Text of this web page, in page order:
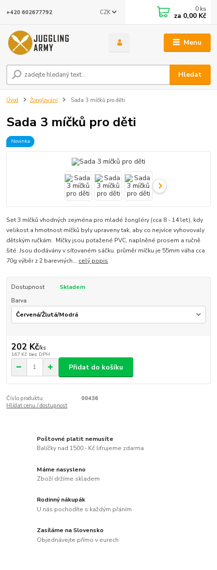
Menu
CZK
Hledat
+420 602677792 0 ks
za 0,00 Kč
Úvod Žonglování Sada 3 míčků pro děti
Sada 3 míčků pro děti
Novinka
Set 3 míčků vhodných zejména pro mladé žongléry (cca 8 - 14 let), kdy
velikost a hmotnost míčků byly upraveny tak, aby co nejvíce vyhovovaly
dětským ručkám. Míčky jsou potažené PVC, naplněné prosem a ručně
šité. Jsou dodávány v síťovaném sáčku. průměr míčku je 55mm váha cca
70g výběr z 2 barevných... celý popis
Dostupnost
Skladem
Barva
202 Kč/ks
167 Kč bez DPH
Přidat do košíku
Číslo produktu:
00436
Hlídat cenu / dostupnost
Poštovné platit nemusíte
Balíčky nad 1500,- Kč lifrujeme zdarma
Máme nasysleno
Zboží držíme skladem
Rodinný nákupák
U nás pochodíte s každým přáním
Zasíláme na Slovensko
Objednávejte přímo v eurech